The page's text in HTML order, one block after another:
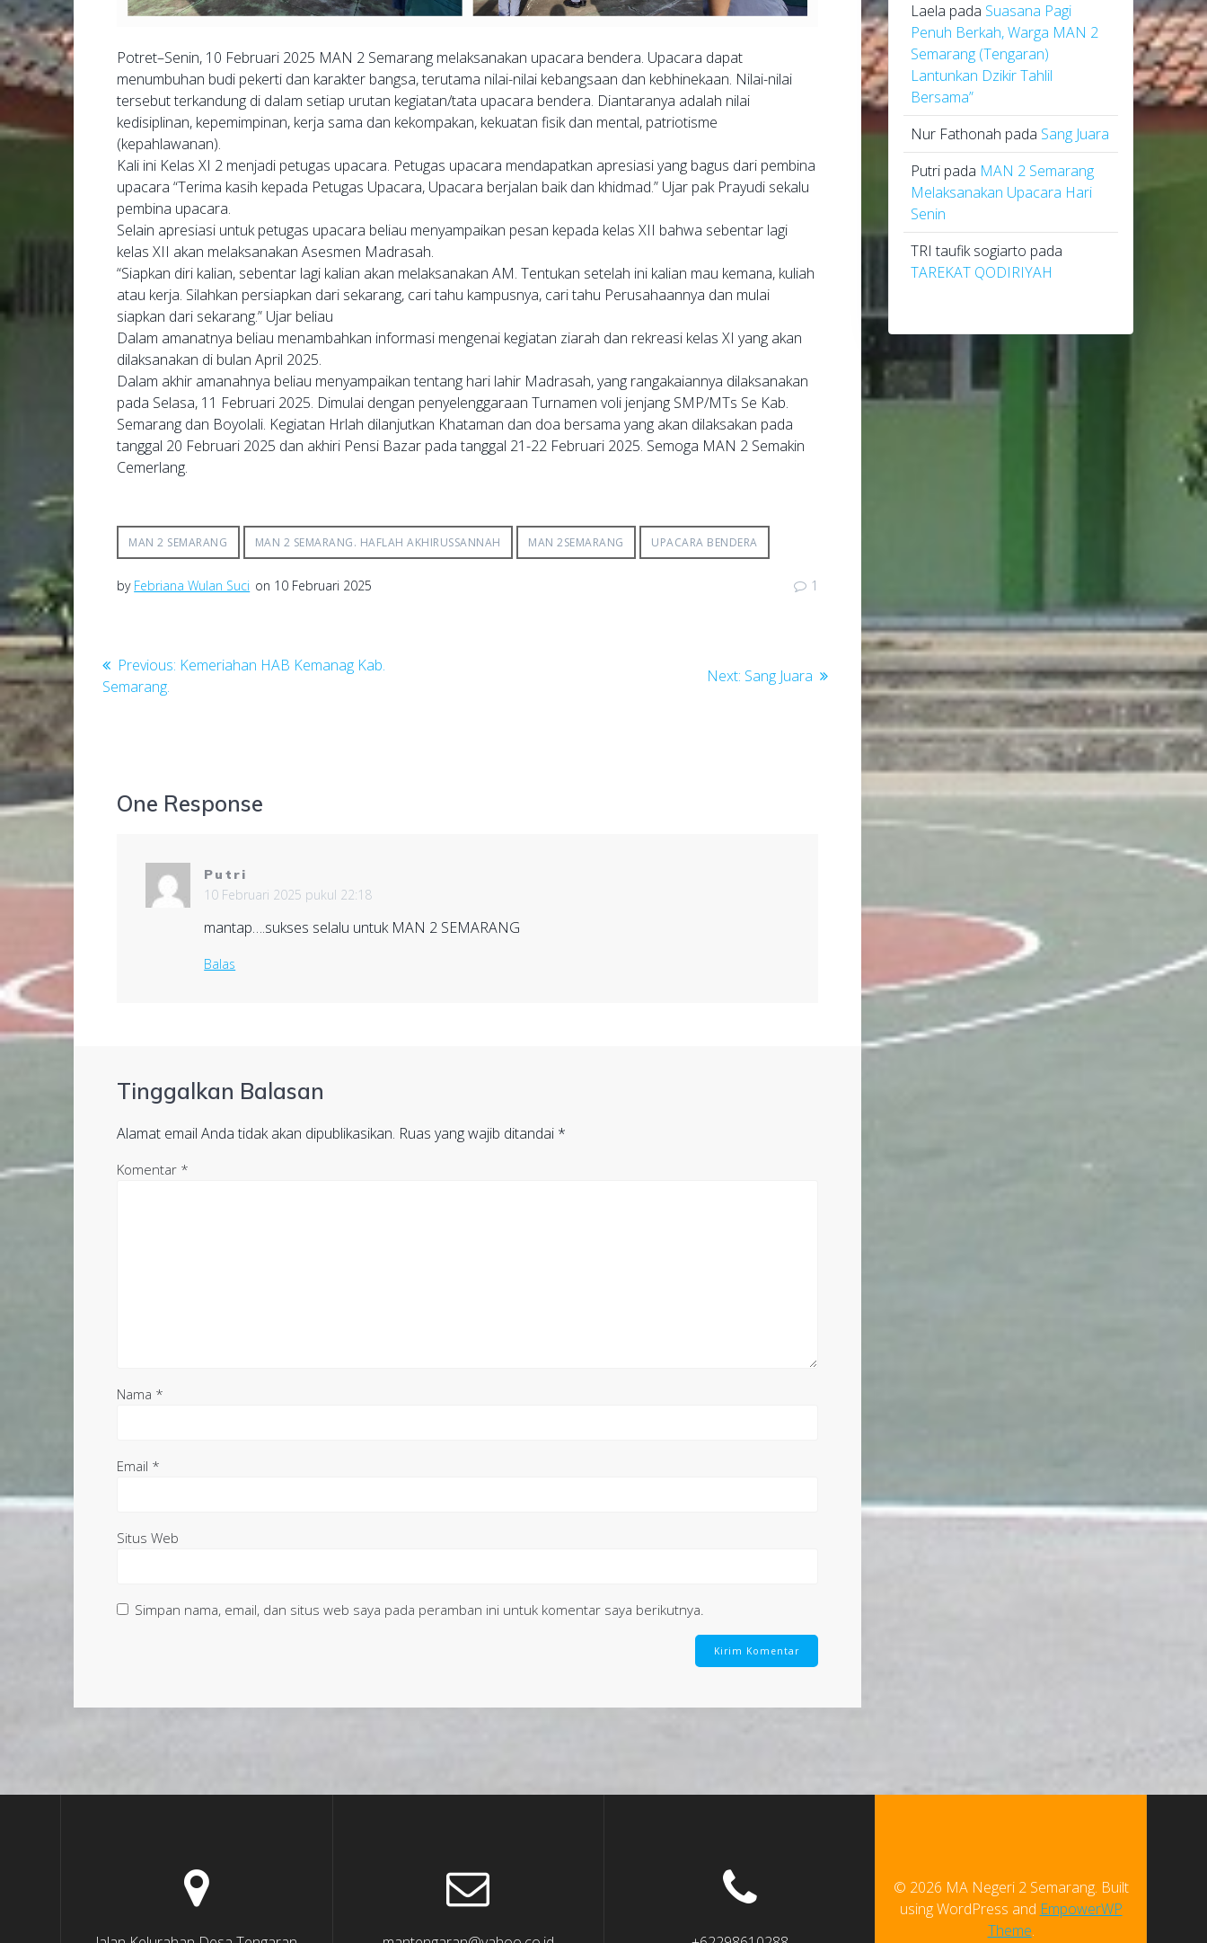
Potret–Senin, 10 Februari 2025 MAN 2 Semarang melaksanakan upacara bendera. Upacara dapat
menumbuhan budi pekerti dan karakter bangsa, terutama nilai-nilai kebangsaan dan kebhinekaan. Nilai-nilai
tersebut terkandung di dalam setiap urutan kegiatan/tata upacara bendera. Diantaranya adalah nilai
kedisiplinan, kepemimpinan, kerja sama dan kekompakan, kekuatan fisik dan mental, patriotisme
(kepahlawanan).
Kali ini Kelas XI 2 menjadi petugas upacara. Petugas upacara mendapatkan apresiasi yang bagus dari pembina
upacara “Terima kasih kepada Petugas Upacara, Upacara berjalan baik dan khidmad.” Ujar pak Prayudi sekalu
pembina upacara.
Selain apresiasi untuk petugas upacara beliau menyampaikan pesan kepada kelas XII bahwa sebentar lagi
kelas XII akan melaksanakan Asesmen Madrasah.
“Siapkan diri kalian, sebentar lagi kalian akan melaksanakan AM. Tentukan setelah ini kalian mau kemana, kuliah
atau kerja. Silahkan persiapkan dari sekarang, cari tahu kampusnya, cari tahu Perusahaannya dan mulai
siapkan dari sekarang.” Ujar beliau
Dalam amanatnya beliau menambahkan informasi mengenai kegiatan ziarah dan rekreasi kelas XI yang akan
dilaksanakan di bulan April 2025.
Dalam akhir amanahnya beliau menyampaikan tentang hari lahir Madrasah, yang rangakaiannya dilaksanakan
pada Selasa, 11 Februari 2025. Dimulai dengan penyelenggaraan Turnamen voli jenjang SMP/MTs Se Kab.
Semarang dan Boyolali. Kegiatan Hrlah dilanjutkan Khataman dan doa bersama yang akan dilaksakan pada
tanggal 20 Februari 2025 dan akhiri Pensi Bazar pada tanggal 21-22 Februari 2025. Semoga MAN 2 Semakin
Cemerlang.
MAN 2 SEMARANG MAN 2 SEMARANG. HAFLAH AKHIRUSSANNAH MAN 2SEMARANG UPACARA BENDERA
by Febriana Wulan Suci on 10 Februari 2025 1
Navigasi
pos
Previous: Previous
Kemeriahan HAB Kemanag Kab.
Semarang.
Next: Next
Sang Juara
One Response
Putri
10 Februari 2025 pukul 22:18
mantap….sukses selalu untuk MAN 2 SEMARANG
Balas
Tinggalkan Balasan
Alamat email Anda tidak akan dipublikasikan. Ruas yang wajib ditandai *
Komentar *
Nama *
Email *
Situs Web
Simpan nama, email, dan situs web saya pada peramban ini untuk komentar saya berikutnya.
Laela pada Suasana Pagi
Penuh Berkah, Warga MAN 2
Semarang (Tengaran)
Lantunkan Dzikir Tahlil
Bersama”
Nur Fathonah pada Sang Juara
Putri pada MAN 2 Semarang
Melaksanakan Upacara Hari
Senin
TRI taufik sogiarto pada
TAREKAT QODIRIYAH
© 2026 MA Negeri 2 Semarang. Built
using WordPress and EmpowerWP
Theme.